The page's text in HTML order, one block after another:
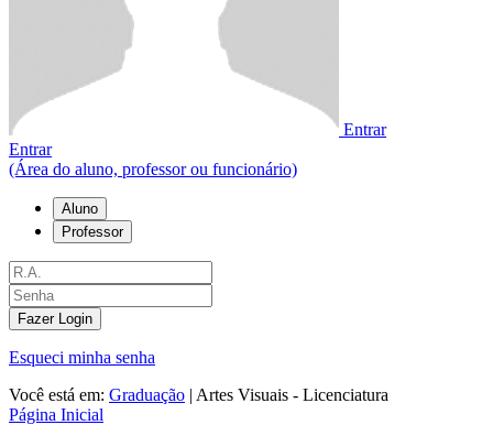
Entrar
Entrar
(Área do aluno, professor ou funcionário)
Aluno
Professor
Fazer Login
Esqueci minha senha
Você está em: Graduação | Artes Visuais - Licenciatura
Página Inicial